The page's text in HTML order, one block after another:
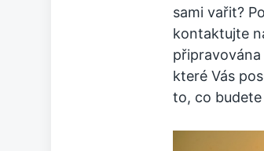
sami vařit?
kontaktujte
které Vás
to, co